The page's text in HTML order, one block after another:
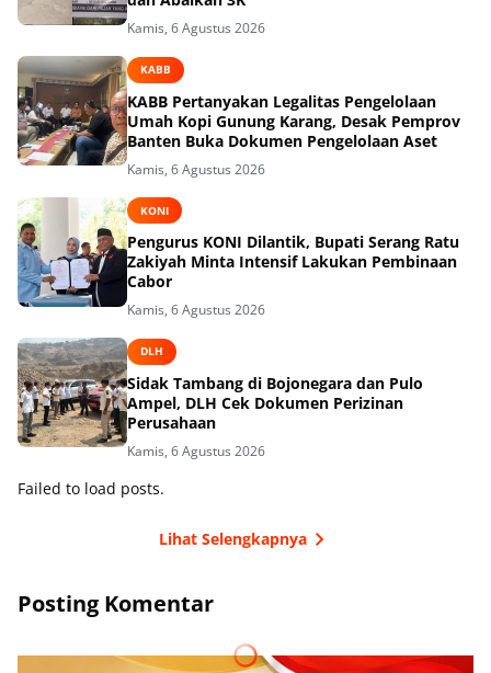
Kamis, 6 Agustus 2026
KABB
KABB Pertanyakan Legalitas Pengelolaan
Umah Kopi Gunung Karang, Desak Pemprov
Banten Buka Dokumen Pengelolaan Aset
Kamis, 6 Agustus 2026
KONI
Pengurus KONI Dilantik, Bupati Serang Ratu
Zakiyah Minta Intensif Lakukan Pembinaan
Cabor
Kamis, 6 Agustus 2026
DLH
Sidak Tambang di Bojonegara dan Pulo
Ampel, DLH Cek Dokumen Perizinan
Perusahaan
Kamis, 6 Agustus 2026
Failed to load posts.
Lihat Selengkapnya
Posting Komentar